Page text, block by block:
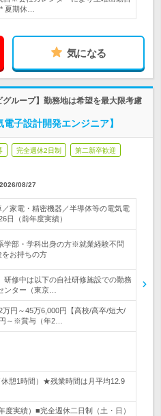
夏期休…
気になる
ループ】勤務地は希望を最大限考慮
子設計開発エンジニア】
完全週休2日制 第二新卒歓迎
2026/08/27
家電・精密機器／半導体等の電気電
日（前年度実績）
部・学科出身の方※就業経験不問
お持ちの方
研修中は以下の自社研修施設での勤務
ンター（東京…
万円～45万6,000円【高校/高卒/短大/
～※賞与（年2…
憩1時間）★残業時間は月平均12.9
実績）■完全週休二日制（土・日）